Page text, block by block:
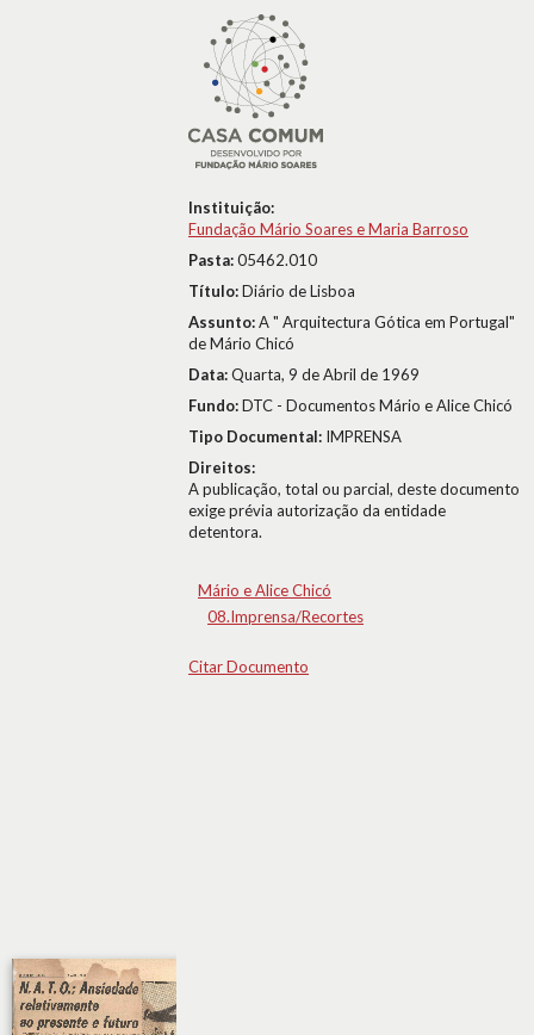
Instituição:
Fundação Mário Soares e Maria Barroso
Pasta:05462.010
Título:Diário de Lisboa
Assunto:A " Arquitectura Gótica em Portugal"
de Mário Chicó
Data:Quarta, 9 de Abril de 1969
Fundo:DTC - Documentos Mário e Alice Chicó
Tipo Documental: IMPRENSA
Direitos:
A publicação, total ou parcial, deste documento
exige prévia autorização da entidade
detentora.
Mário e Alice Chicó
08.Imprensa/Recortes
Citar Documento